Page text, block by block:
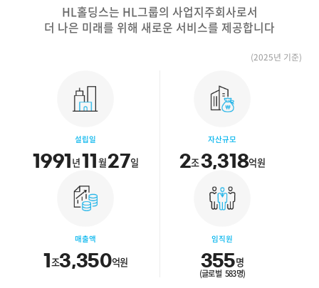
HL홀딩스는 HL그룹의 사업지주회사로서
더 나은 미래를 위해 새로운 서비스를 제공합니다
(2025년 기준)
설립일
1991 년11 월27일
자산규모
2조3,318억원
매출액
1 조3,350억원
임직원
355명
(글로벌 583명)